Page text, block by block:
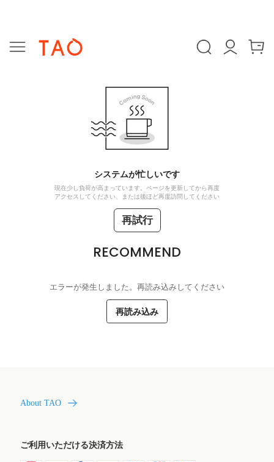
システムが忙しいです
現在少し負荷が高まっています。ページを更新してから再度
アクセスしてください、または後ほど再度訪問してください
再試行
RECOMMEND
エラーが発生しました。再読み込みしてください
再読み込み
About TAO
ご利用いただける決済方法